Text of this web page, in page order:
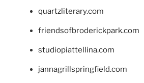
quartzliterary.com
friendsofbroderickpark.com
studiopiattellina.com
jannagrillspringfield.com